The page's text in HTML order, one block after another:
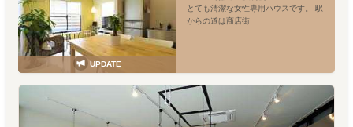
UPDATE
とても清潔な女性専用ハウスです。 駅
からの道は商店街